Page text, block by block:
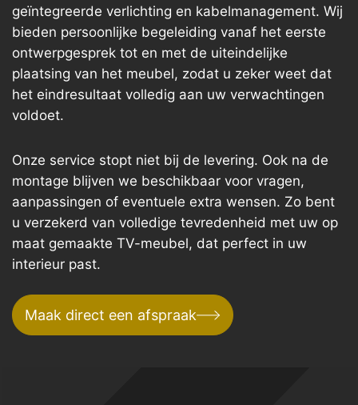
geïntegreerde verlichting en kabelmanagement. Wij
bieden persoonlijke begeleiding vanaf het eerste
ontwerpgesprek tot en met de uiteindelijke
plaatsing van het meubel, zodat u zeker weet dat
het eindresultaat volledig aan uw verwachtingen
voldoet.
Onze service stopt niet bij de levering. Ook na de
montage blijven we beschikbaar voor vragen,
aanpassingen of eventuele extra wensen. Zo bent
u verzekerd van volledige tevredenheid met uw op
maat gemaakte TV-meubel, dat perfect in uw
interieur past.
Maak direct een afspraak